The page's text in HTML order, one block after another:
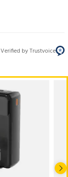
Verified by Trustvoice